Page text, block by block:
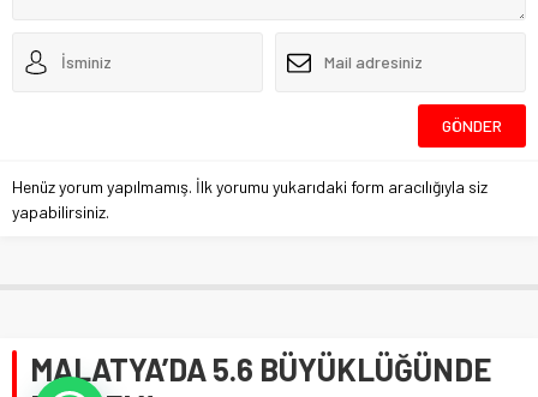
Henüz yorum yapılmamış. İlk yorumu yukarıdaki form aracılığıyla siz
yapabilirsiniz.
MALATYA’DA 5.6 BÜYÜKLÜĞÜNDE